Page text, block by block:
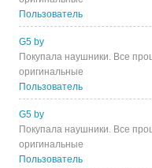
Пользователь
G5 by
Покупала наушники. Все
оригинальные
Пользователь
G5 by
Покупала наушники. Все
оригинальные
Пользователь